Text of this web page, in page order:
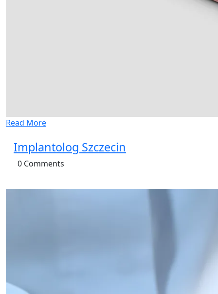
Read More
Implantolog Szczecin
0 Comments